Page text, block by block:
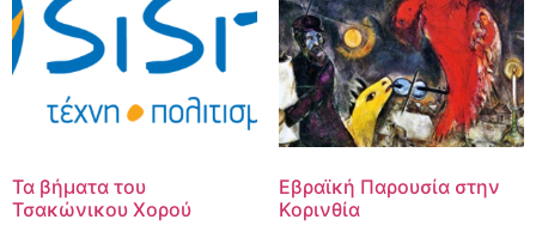
Τα βήματα του
Τσακώνικου Χορού
Εβραϊκή Παρουσία στην
Κορινθία